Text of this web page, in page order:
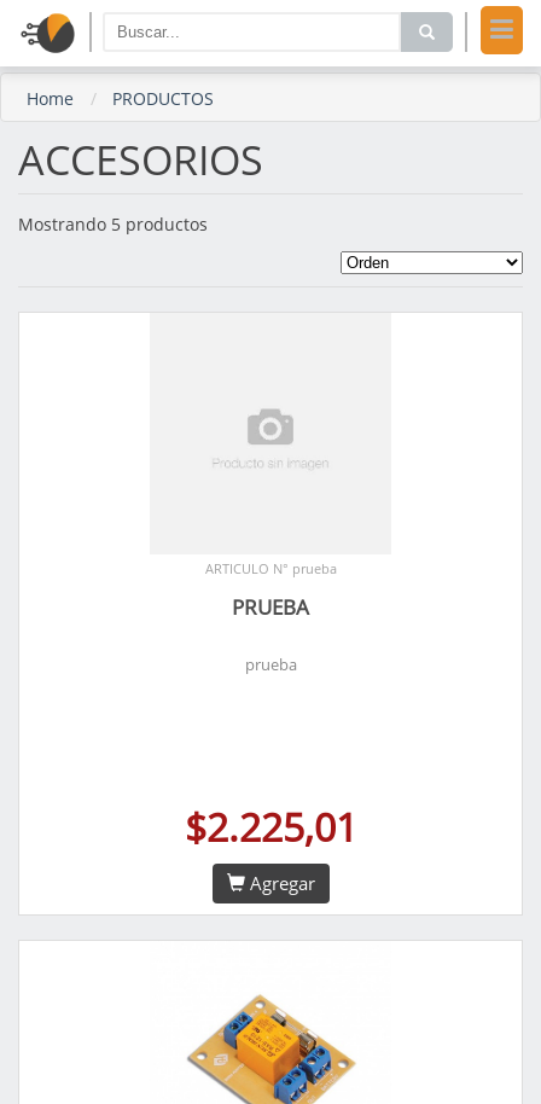
Home PRODUCTOS
ACCESORIOS
Mostrando 5 productos
ARTICULO N° prueba
PRUEBA
prueba
$2.225,01
Agregar